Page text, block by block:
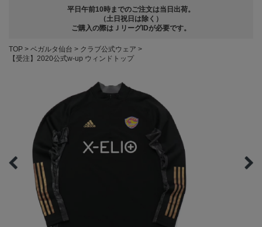
平日午前10時までのご注文は当日出荷。
（土日祝日は除く）
ご購入の際はＪリーグIDが必要です。
TOP ベガルタ仙台
クラブ公式ウェア
【受注】2020公式w-up ウィンドトップ